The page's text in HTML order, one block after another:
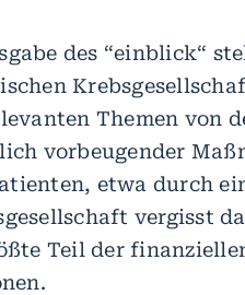
des “einblick“
Themen von
vorbeugender
etwa durch
vergisst
Teil der